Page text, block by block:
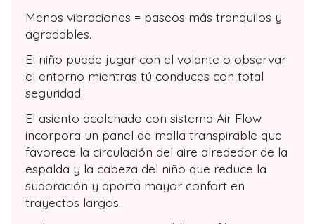
Menos vibraciones = paseos más tranquilos y
agradables.
El niño puede jugar con el volante o observar
el entorno mientras tú conduces con total
seguridad.
El asiento acolchado con sistema Air Flow
incorpora un panel de malla transpirable que
favorece la circulación del aire alrededor de la
espalda y la cabeza del niño que reduce la
sudoración y aporta mayor confort en
trayectos largos.